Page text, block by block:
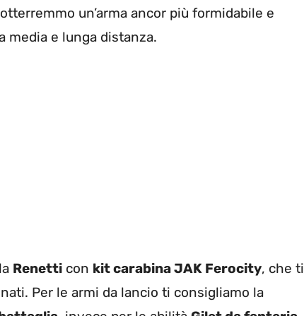
otterremmo un’arma ancor più formidabile e
media e lunga distanza.
Renetti con kit carabina JAK Ferocity, che ti
Per le armi da lancio ti consigliamo la